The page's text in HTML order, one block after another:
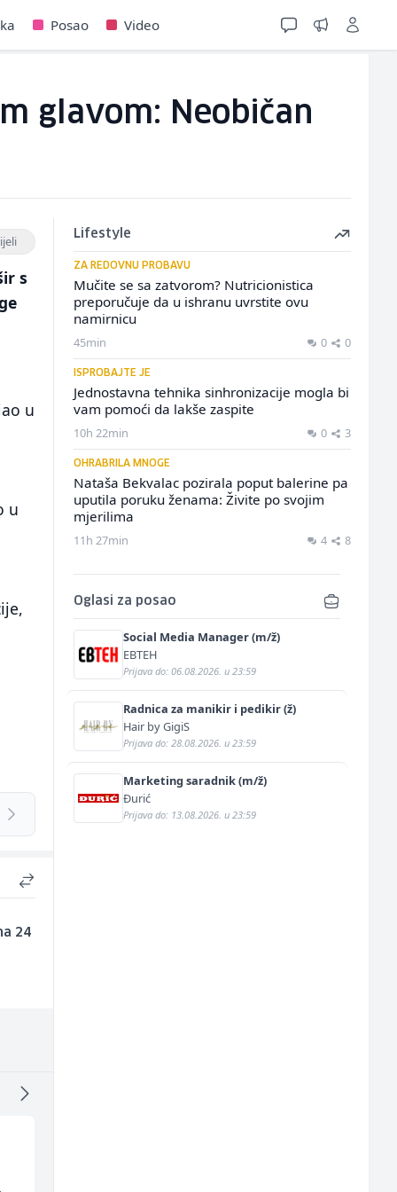
Posao Video
glavom: Neobičan
s
u
u
24
Lifestyle
ZA REDOVNU PROBAVU
Mučite se sa zatvorom? Nutricionistica
preporučuje da u ishranu uvrstite ovu
namirnicu
45min 0 0
ISPROBAJTE JE
Jednostavna tehnika sinhronizacije mogla bi
vam pomoći da lakše zaspite
10h 22min 0 3
OHRABRILA MNOGE
Nataša Bekvalac pozirala poput balerine pa
uputila poruku ženama: Živite po svojim
mjerilima
11h 27min 4 8
Oglasi za posao
Social Media Manager (m/ž)
EBTEH
Prijava do: 06.08.2026. u 23:59
Radnica za manikir i pedikir (ž)
Hair by GigiS
Prijava do: 28.08.2026. u 23:59
Marketing saradnik (m/ž)
Đurić
Prijava do: 13.08.2026. u 23:59